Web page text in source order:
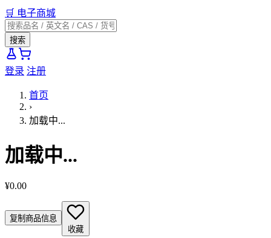
🛒 电子商城
搜索
登录 注册
首页
›
加载中...
加载中...
¥0.00
复制商品信息
收藏